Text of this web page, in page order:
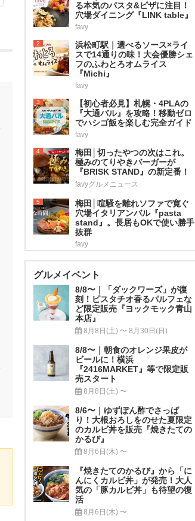
る本気のパスタ&ピザに注目！
穴場ダイニング『LINK table』
favy
2
浜松町駅｜選べるソース×ライ
スで14通りの味！大会優勝シェ
フのふわとろオムライス
『Michi』
favy
3
【初心者必見】札幌・4PLAの
『大通バル』を攻略！移動ゼロ
でハシゴ飯を楽しむ完全ガイド
favy
4
梅田│切ったやつの次はこれ。
極みのてりやきバーガーが
『BRISK STAND』の新定番！
favyグルメニュース
5
梅田│喧騒を離れソファで寛ぐ
穴場イタリアンバル『pasta
stand』。長居もOKで使い勝手
抜群
favy
グルメイベント
8/8〜｜「ダックワーズ」が復
刻！ピスタチオ香るパルフェな
ど限定販売『ヨックモック青山
本店』
8月8日(土) 〜 8月30日(日)
8/8〜｜朝食のオレンジ果皮が
ビールに！横浜
『2416MARKET』等で限定販
売スタート
8月8日(土) 〜
8/6〜｜ゆずぽん酢でさっぱ
り！大根おろしをのせた夏限定
のカルビ丼を販売『焼きたての
かるび』
8月6日(木) 〜
『焼きたてのかるび』から「に
んにくカルビ丼」が発売！大人
気の「豚カルビ丼」も待望の復
活
8月6日(木) 〜